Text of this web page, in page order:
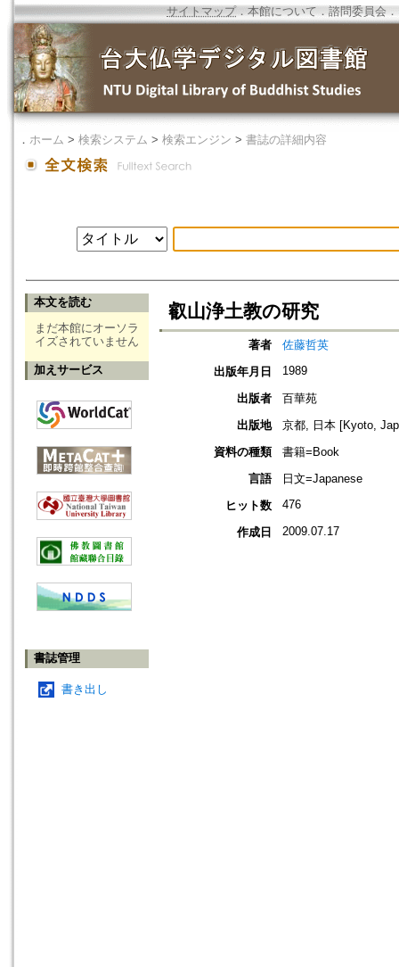
サイトマップ．本館について ． 諮問委員会 ．
． ホーム > 検索システム > 検索エンジン > 書誌の詳細内容
本文を読む
まだ本館にオーソラ
イズされていません
加えサービス
書誌管理
書き出し
叡山浄土教の研究
著者
佐藤哲英
出版年月日
1989
出版者
百華苑
出版地
京都, 日本 [Kyoto,
資料の種類
書籍=Book
言語
日文=Japanese
ヒット数
476
作成日 2009.07.17